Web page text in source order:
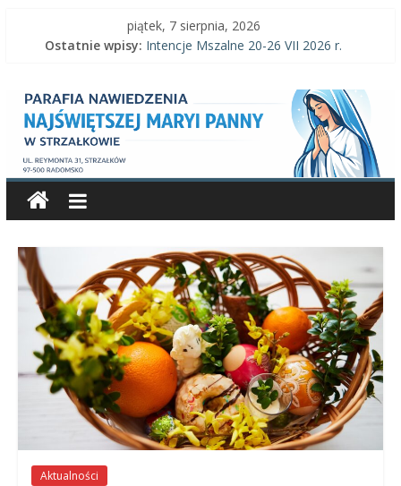
piątek, 7 sierpnia, 2026
Ostatnie wpisy: Intencje Mszalne 20-26 VII 2026 r.
Intencje Mszalne 27 VII-2 VIII 2026 r.
Ogłoszenia parafialne 26 VII 2026 r.
Parafia
Nawiedzenia
Najświętszej
Maryi
Panny
Parafia
Nawiedzenia
Najświętszej
Maryi
Strzałkowie
Aktualności